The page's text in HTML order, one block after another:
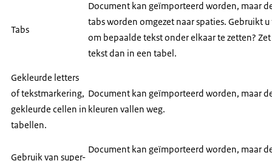
Tabs
Document kan geïmporteerd worden, maar
tabs worden omgezet naar spaties. Gebruikt u
om bepaalde tekst onder elkaar te zetten?
tekst dan in een tabel.
Gekleurde letters
of tekstmarkering,
gekleurde cellen in
tabellen.
Document kan geïmporteerd worden, maar
kleuren vallen weg.
Gebruik van super-
Document kan geïmporteerd worden, maar